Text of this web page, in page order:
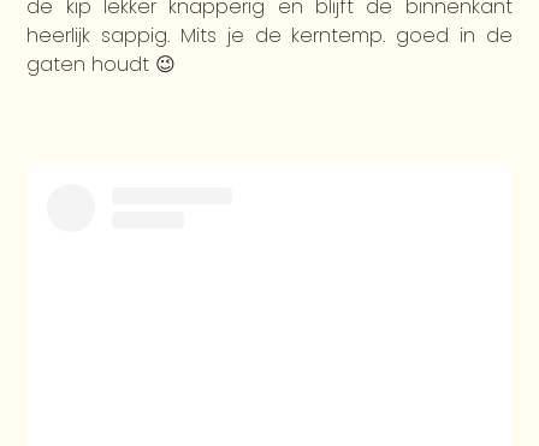
de kip lekker knapperig en blijft de binnenkant
heerlijk sappig. Mits je de kerntemp. goed in de
gaten houdt 😉